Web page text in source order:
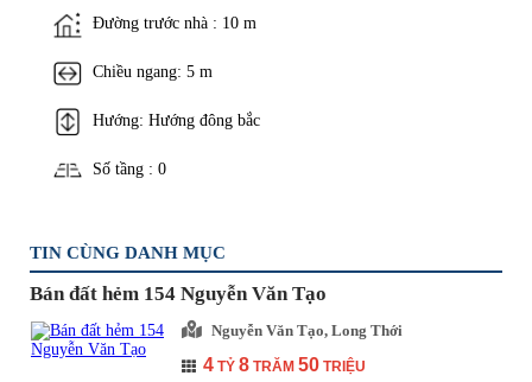
Đường trước nhà : 10 m
Chiều ngang: 5 m
Hướng: Hướng đông bắc
Số tầng : 0
TIN CÙNG DANH MỤC
Bán đất hẻm 154 Nguyễn Văn Tạo
Nguyễn Văn Tạo, Long Thới
4 TỶ8 TRĂM50 TRIỆU